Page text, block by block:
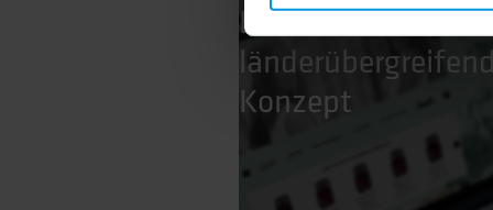
DOUGLAS:
Konzept